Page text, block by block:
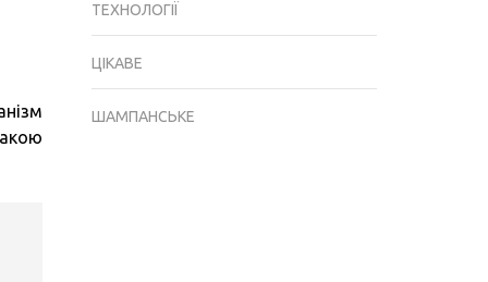
ТЕХНОЛОГІЇ
ЦІКАВЕ
ШАМПАНСЬКЕ